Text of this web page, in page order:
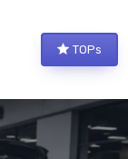
TOPs